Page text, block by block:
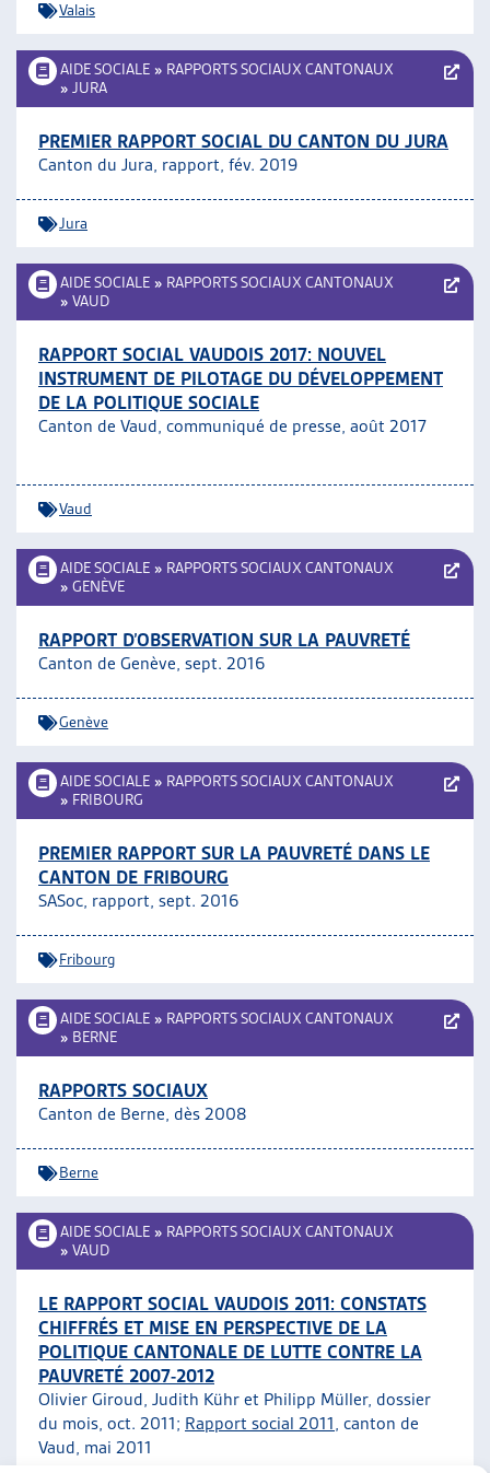
Valais
AIDE SOCIALE » RAPPORTS SOCIAUX CANTONAUX
» JURA
PREMIER RAPPORT SOCIAL DU CANTON DU JURA
Canton du Jura, rapport, fév. 2019
Jura
AIDE SOCIALE » RAPPORTS SOCIAUX CANTONAUX
» VAUD
RAPPORT SOCIAL VAUDOIS 2017: NOUVEL
INSTRUMENT DE PILOTAGE DU DÉVELOPPEMENT
DE LA POLITIQUE SOCIALE
Canton de Vaud, communiqué de presse, août 2017
Vaud
AIDE SOCIALE » RAPPORTS SOCIAUX CANTONAUX
» GENÈVE
RAPPORT D’OBSERVATION SUR LA PAUVRETÉ
Canton de Genève, sept. 2016
Genève
AIDE SOCIALE » RAPPORTS SOCIAUX CANTONAUX
» FRIBOURG
PREMIER RAPPORT SUR LA PAUVRETÉ DANS LE
CANTON DE FRIBOURG
SASoc, rapport, sept. 2016
Fribourg
AIDE SOCIALE » RAPPORTS SOCIAUX CANTONAUX
» BERNE
RAPPORTS SOCIAUX
Canton de Berne, dès 2008
Berne
AIDE SOCIALE » RAPPORTS SOCIAUX CANTONAUX
» VAUD
LE RAPPORT SOCIAL VAUDOIS 2011: CONSTATS
CHIFFRÉS ET MISE EN PERSPECTIVE DE LA
POLITIQUE CANTONALE DE LUTTE CONTRE LA
PAUVRETÉ 2007-2012
Olivier Giroud, Judith Kühr et Philipp Müller, dossier
du mois, oct. 2011; Rapport social 2011, canton de
Vaud, mai 2011